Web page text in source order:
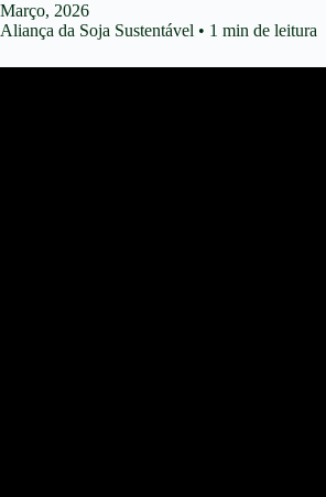
Março, 2026
Aliança da Soja Sustentável • 1 min de leitura